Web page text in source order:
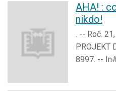
AHA! :
nikdo!
. -- Roč.
PROJEKT
8997. --